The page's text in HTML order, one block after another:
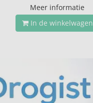
Meer informatie
In de winkelwagen